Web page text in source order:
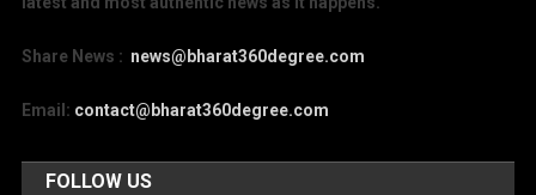
Share News : news@bharat360degree.com
Email: contact@bharat360degree.com
FOLLOW US